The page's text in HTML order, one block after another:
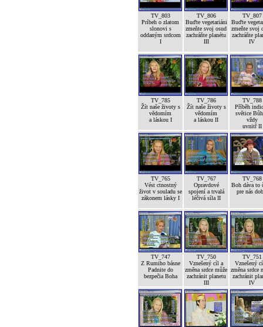
TV_803
Príbeh o zlatom
slonovi s
oddaným srdcom
I
TV_806
Buďte vegetariáni
zmeňte svoj osud
zachráňte planétu
III
TV_807
Buďte
zmeňte svoj
zachráňte
IV
TV_785
Žít naše životy s
vědomím
a láskou I
TV_786
Žít naše životy s
vědomím
a láskou II
TV_788
Příběh
světice
vždy
uvnitř II
TV_765
Vést ctnostný
život v souladu se
zákonem lásky I
TV_767
Opravdové
spojení a trvalá
léčivá síla II
TV_768
Boh dáva to
pre nás
TV_747
Z Rumiho básne
Padnite do
bezpečia Boha
TV_750
Vznešený cíl a
změna srdce může
zachránit planetu
III
TV_751
Vznešený
změna srdce
zachránit
IV